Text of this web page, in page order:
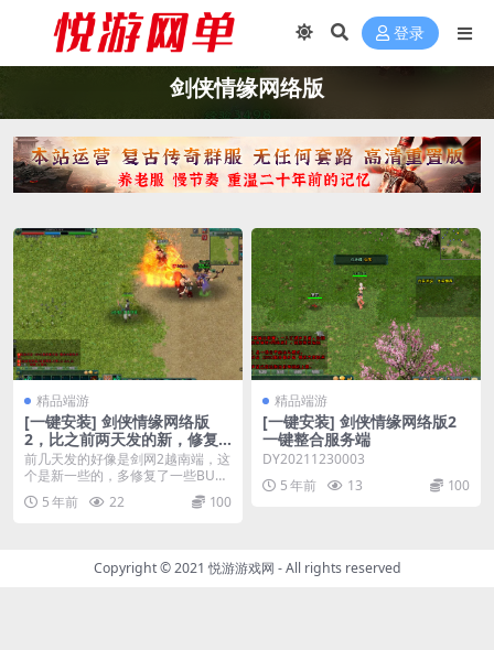
登录
剑侠情缘网络版
精品端游
[一键安装] 剑侠情缘网络版
2，比之前两天发的新，修复
了一些BUG
前几天发的好像是剑网2越南端，这
个是新一些的，多修复了一些BU
G，比如龙泉村杀狐...
5 年前 22 100
精品端游
[一键安装] 剑侠情缘网络版2
一键整合服务端
DY20211230003
5 年前
13 100
Copyright © 2021悦游游戏网 - All rights reserved